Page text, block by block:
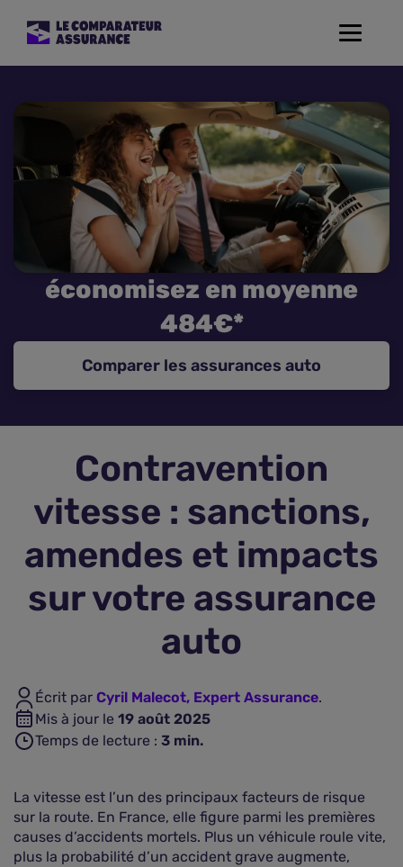
Toggle
Mutuelle Santé
Assurance Moto
Assurance Habitation
Assurance de prêt
Prévoyance
Assurance Animaux
Plus d'assurances
économisez en moyenne
484€*
Comparer les assurances auto
Contravention
vitesse : sanctions,
amendes et impacts
sur votre assurance
auto
Écrit par Cyril Malecot, Expert Assurance.
Mis à jour le 19 août 2025
Temps de lecture : 3 min.
La vitesse est l’un des principaux facteurs de risque
sur la route. En France, elle figure parmi les premières
causes d’accidents mortels. Plus un véhicule roule vite,
plus la probabilité d’un accident grave augmente,